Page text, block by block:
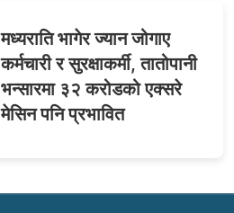
मध्यराति भागेर ज्यान जोगाए
कर्मचारी र सुरक्षाकर्मी, तातोपानी
भन्सारमा ३२ करोडको एक्सरे
मेसिन पनि प्रभावित